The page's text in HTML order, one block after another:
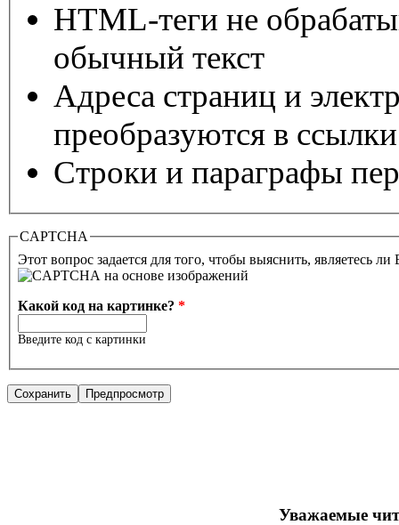
HTML-теги не
обычный текст
Адреса страниц и
преобразуются в
Строки и параграфы
CAPTCHA
Этот вопрос задается для того, чтобы выяснить, являетесь
Какой код на картинке? *
Введите код с картинки
Уважаемые